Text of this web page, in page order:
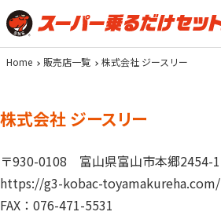
Home 販売店一覧 株式会社 ジースリー
株式会社 ジースリー
〒930-0108
富山県富山市本郷2454-1
https://g3-kobac-toyamakureha.com/
FAX：076-471-5531